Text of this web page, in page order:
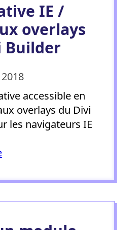
IE /
overlays
Builder
accessible en
overlays du Divi
les navigateurs IE